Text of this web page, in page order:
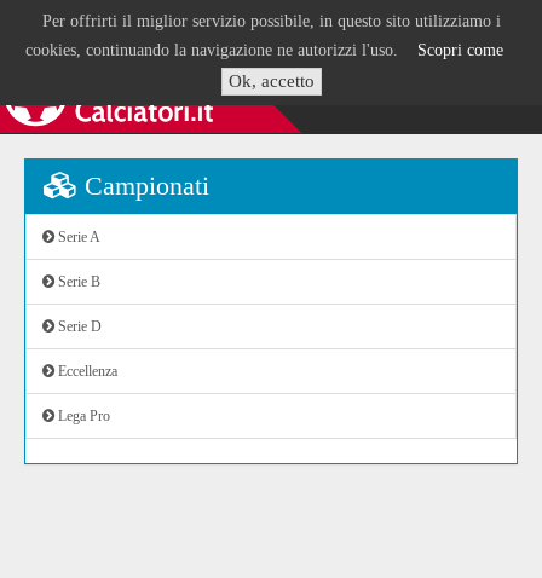
Per offrirti il miglior servizio possibile, in questo sito utilizziamo i
cookies, continuando la navigazione ne autorizzi l'uso. Scopri come
Ok, accetto
Campionati
Serie A
Serie B
Serie D
Eccellenza
Lega Pro